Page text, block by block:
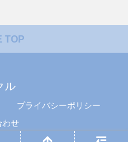
TOP
ル
プライバシーポリシー
わせ